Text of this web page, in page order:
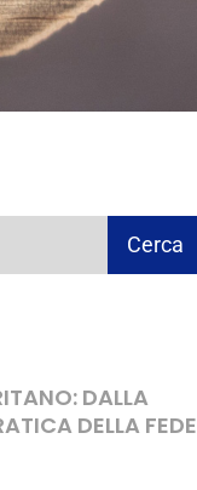
Cerca
DALLA
DELLA FEDE